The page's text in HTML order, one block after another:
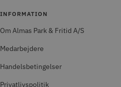
INFORMATION
Om Almas Park & Fritid A/S
Medarbejdere
Handelsbetingelser
Privatlivspolitik